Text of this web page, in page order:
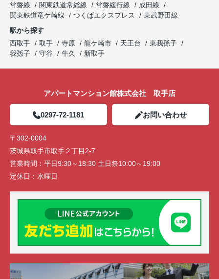
常磐線
関東鉄道常総線 常磐緩行線
成田線
関東鉄道竜ケ崎線
つくばエクスプレス
東武野田線
駅から探す
西取手
取手 寺原 龍ケ崎市 天王台
東我孫子
我孫子
守谷 牛久 新取手
アパートマンション館株式会社 取手店
0297-72-1181 お問い合わせ
〒302-0004
茨城県取手市取手２丁目2-7
営業時間： 平日9:30～18:30 土日祭10:00～19:00
定休日： 水曜日